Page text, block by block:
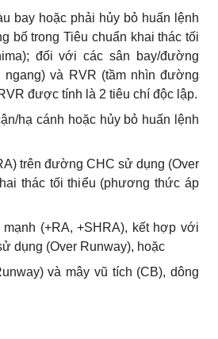
bay hoặc phải hủy bỏ huấn lệnh
bốtrong Tiêu chuẩn khai thác tối
đối với các sân bay/đường
và RVR (tầm nhìn đường
được tính là 2 tiêu chí độc lập.
hạ cánh hoặc hủy bỏ huấn lệnh
trên đường CHC sửdụng (Over
thác tối thiểu (phương thứcáp
(+RA, +SHRA), kết hợp với
dụng (Over Runway), hoặc
và mây vũ tích (CB), dông